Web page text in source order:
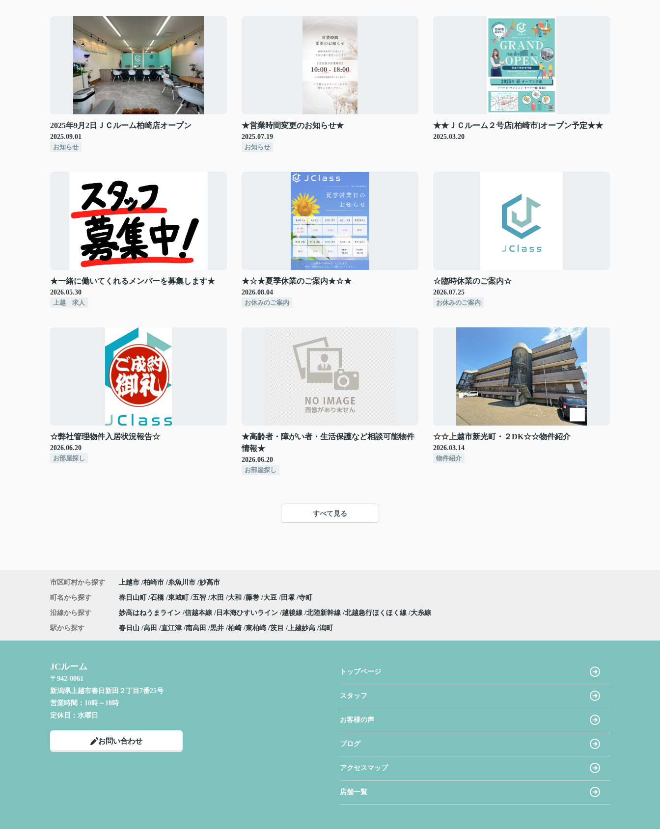
2025年9月2日ＪＣルーム柏崎店オープン
2025.09.01
お知らせ
★営業時間変更のお知らせ★
2025.07.19
お知らせ
★★ＪＣルーム２号店[柏崎市]オープン予定★★
2025.03.20
★一緒に働いてくれるメンバーを募集します★
2026.05.30
上越 求人
★☆★夏季休業のご案内★☆★
2026.08.04
お休みのご案内
☆臨時休業のご案内☆
2026.07.25
お休みのご案内
☆弊社管理物件入居状況報告☆
2026.06.20
お部屋探し
★高齢者・障がい者・生活保護など相談可能物件
情報★
2026.06.20
お部屋探し
☆☆上越市新光町・２DK☆☆物件紹介
2026.03.14
物件紹介
すべて見る
市区町村から探す 上越市 柏崎市 糸魚川市 妙高市
町名から探す 春日山町 石橋 東城町 五智 木田 大和 藤巻 大豆 田塚 寺町
沿線から探す 妙高はねうまライン 信越本線 日本海ひすいライン 越後線 北陸新幹線 北越急行ほくほく線 大糸線
駅から探す 春日山 高田 直江津 南高田 黒井 柏崎 東柏崎 茨目 上越妙高 潟町
JCルーム
〒942-0061
新潟県上越市春日新田２丁目7番25号
営業時間： 10時～18時
定休日： 水曜日
お問い合わせ
トップページ
スタッフ
お客様の声
ブログ
アクセスマップ
店舗一覧